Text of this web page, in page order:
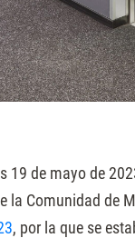
19 de mayo de
la Comunidad de
, por la que se